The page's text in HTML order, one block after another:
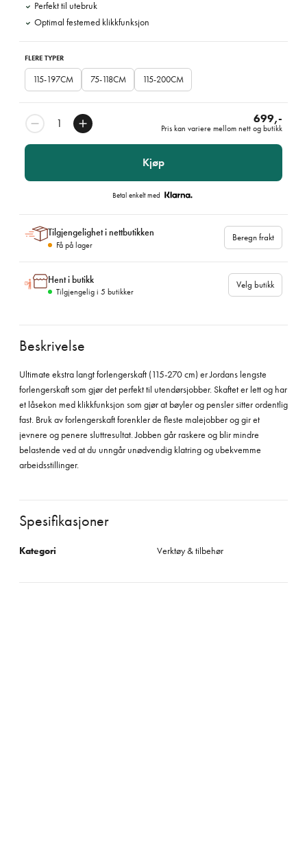
Perfekt til utebruk
Optimal festemed klikkfunksjon
FLERE TYPER
115-197CM 75-118CM 115-200CM
699,-
Pris kan variere mellom nett og butikk
Kjøp
Betal enkelt med
Tilgjengelighet i nettbutikken
Få på lager
Beregn frakt
Hent i butikk
Tilgjengelig i 5 butikker
Velg butikk
Beskrivelse
Ultimate ekstra langt forlengerskaft (115-270 cm) er Jordans lengste
forlengerskaft som gjør det perfekt til utendørsjobber. Skaftet er lett og har
et låsekon med klikkfunksjon som gjør at bøyler og pensler sitter ordentlig
fast. Bruk av forlengerskaft forenkler de fleste malejobber og gir et
jevnere og penere sluttresultat. Jobben går raskere og blir mindre
belastende ved at du unngår unødvendig klatring og ubekvemme
arbeidsstillinger.
Spesifikasjoner
Kategori Verktøy & tilbehør